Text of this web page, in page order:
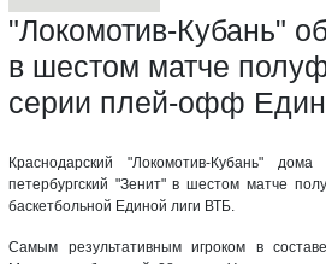
"Локомотив-Кубань"
в шестом матче
серии плей-офф
Краснодарский "Локомотив-Кубань"
петербургский "Зенит" в шестом матче
баскетбольной Единой лиги ВТБ.
Самым результативным игроком в